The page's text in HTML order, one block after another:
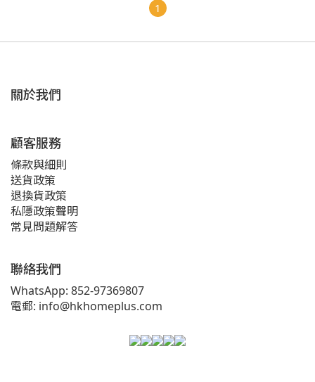
1
關於我們
顧客服務
條款與細則
送貨政策
退換貨政策
私隱政策聲明
常見問題解答
聯絡我們
WhatsApp: 852-97369807
電郵: info@hkhomeplus.com